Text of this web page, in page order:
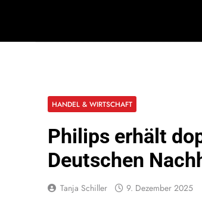
HANDEL & WIRTSCHAFT
Philips erhält
Deutschen
Tanja Schiller 9. Dezember 2025